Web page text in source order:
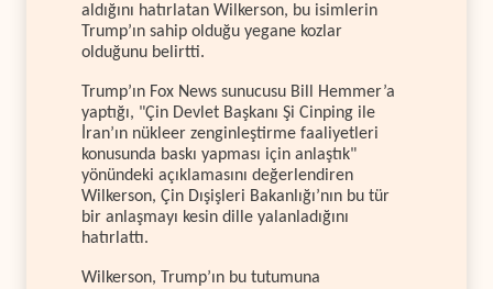
aldığını hatırlatan Wilkerson, bu isimlerin
Trump’ın sahip olduğu yegane kozlar
olduğunu belirtti.
Trump’ın Fox News sunucusu Bill Hemmer’a
yaptığı, "Çin Devlet Başkanı Şi Cinping ile
İran’ın nükleer zenginleştirme faaliyetleri
konusunda baskı yapması için anlaştık"
yönündeki açıklamasını değerlendiren
Wilkerson, Çin Dışişleri Bakanlığı’nın bu tür
bir anlaşmayı kesin dille yalanladığını
hatırlattı.
Wilkerson, Trump’ın bu tutumuna